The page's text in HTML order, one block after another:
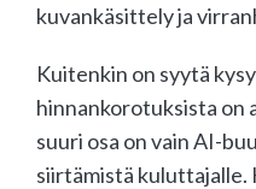
kuvankäsittely ja
Kuitenkin on syytä
hinnankorotuksista on
suuri osa on vain AI-
siirtämistä kuluttajalle.